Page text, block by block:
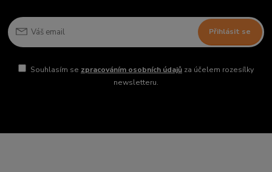
Přihlásit se
Souhlasím se zpracováním osobních údajůza účelem rozesílky
newsletteru.